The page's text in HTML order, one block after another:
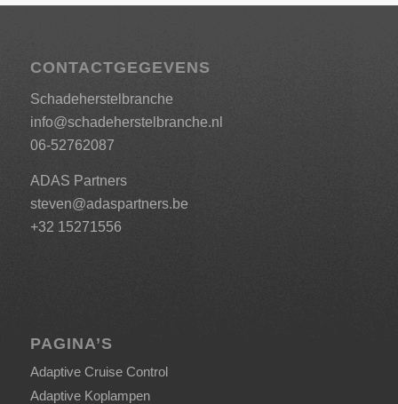
CONTACTGEGEVENS
Schadeherstelbranche
info@schadeherstelbranche.nl
06-52762087
ADAS Partners
steven@adaspartners.be
+32 15271556
PAGINA’S
Adaptive Cruise Control
Adaptive Koplampen